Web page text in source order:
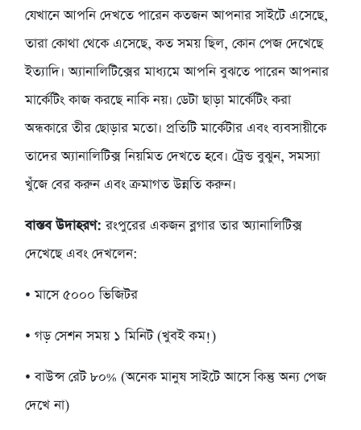
যেখানে আপনি দেখতে পারেন কতজন আপনার সাইটে এসেছে,
তারা কোথা থেকে এসেছে, কত সময় ছিল, কোন পেজ দেখেছে
ইত্যাদি। অ্যানালিটিক্সের মাধ্যমে আপনি বুঝতে পারেন আপনার
মার্কেটিং কাজ করছে নাকি নয়। ডেটা ছাড়া মার্কেটিং করা
অন্ধকারে তীর ছোড়ার মতো। প্রতিটি মার্কেটার এবং ব্যবসায়ীকে
তাদের অ্যানালিটিক্স নিয়মিত দেখতে হবে। ট্রেন্ড বুঝুন, সমস্যা
খুঁজে বের করুন এবং ক্রমাগত উন্নতি করুন।
বাস্তব উদাহরণ: রংপুরের একজন ব্লগার তার অ্যানালিটিক্স
দেখেছে এবং দেখলেন:
• মাসে ৫০০০ ভিজিটর
• গড় সেশন সময় ১ মিনিট (খুবই কম!)
• বাউন্স রেট ৮০% (অনেক মানুষ সাইটে আসে কিন্তু অন্য পেজ
দেখে না)